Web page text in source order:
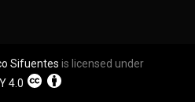
Sifuentes is licensed under
4.0